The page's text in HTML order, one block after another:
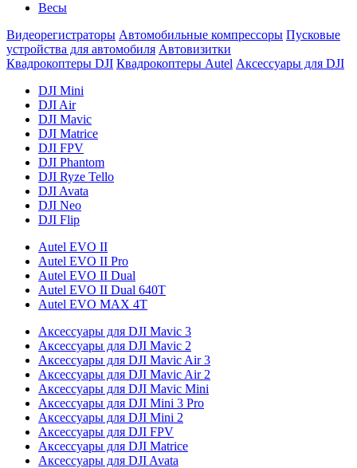
Весы
Видеорегистраторы Автомобильные компрессоры Пусковые
устройства для автомобиля Автовизитки
Квадрокоптеры DJI Квадрокоптеры Autel Аксессуары для DJI
DJI Mini
DJI Air
DJI Mavic
DJI Matrice
DJI FPV
DJI Phantom
DJI Ryze Tello
DJI Avata
DJI Neo
DJI Flip
Autel EVO II
Autel EVO II Pro
Autel EVO II Dual
Autel EVO II Dual 640T
Autel EVO MAX 4T
Аксессуары для DJI Mavic 3
Аксессуары для DJI Mavic 2
Аксессуары для DJI Mavic Air 3
Аксессуары для DJI Mavic Air 2
Аксессуары для DJI Mavic Mini
Аксессуары для DJI Mini 3 Pro
Аксессуары для DJI Mini 2
Аксессуары для DJI FPV
Аксессуары для DJI Matrice
Аксессуары для DJI Avata